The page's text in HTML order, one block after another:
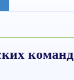
команд